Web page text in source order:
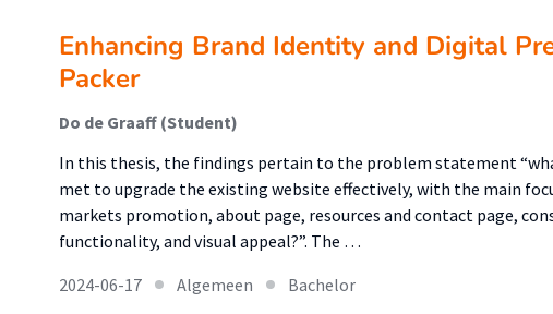
Enhancing Brand Identity and Digital
Packer
Do de Graaff (Student)
In this thesis, the findings pertain to the problem statement
met to upgrade the existing website effectively, with the main
markets promotion, about page, resources and contact page,
functionality, and visual appeal?”. The …
2024-06-17
Algemeen Bachelor